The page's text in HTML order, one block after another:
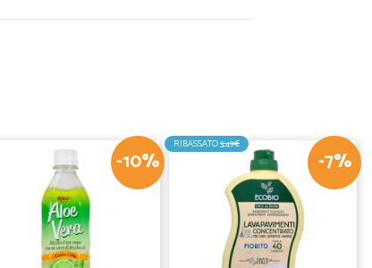
farò sempre con Cicalia.
29/07/2021
mia spesa. SUPERLATIVI. Grazie
-10% -7%
RIBASSATO3,49€